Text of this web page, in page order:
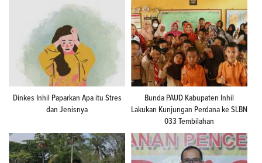
Dinkes Inhil Paparkan Apa itu Stres
dan Jenisnya
Bunda PAUD Kabupaten Inhil
Lakukan Kunjungan Perdana ke SLBN
033 Tembilahan